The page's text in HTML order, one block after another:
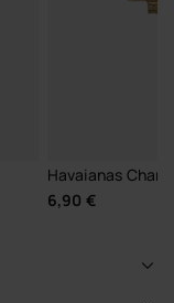
Havaianas
6,90 €